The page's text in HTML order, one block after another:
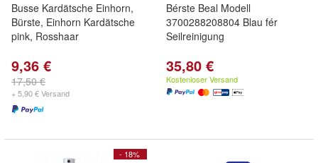
Busse Kardätsche Einhorn,
Bürste, Einhorn Kardätsche
pink, Rosshaar
9,36 €
17,50 €
+ 5,90 € Versand
Bérste Beal Modell
3700288208804 Blau fér
Seilreinigung
35,80 €
Kostenloser Versand
- 18%